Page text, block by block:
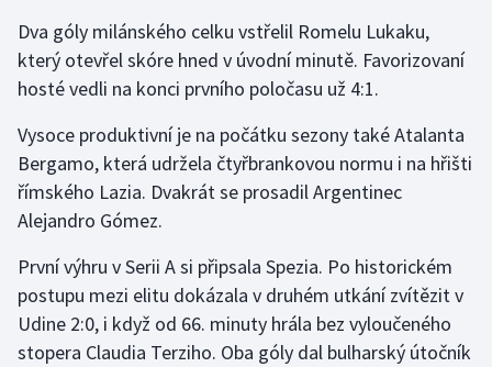
Dostihy
Florbal
Futsal
Golf
Gymnastika
Házená
Jezdectví
Dva góly milánského celku vstřelil Romelu Lukaku,
který otevřel skóre hned v úvodní minutě. Favorizovaní
hosté vedli na konci prvního poločasu už 4:1.
Vysoce produktivní je na počátku sezony také Atalanta
Bergamo, která udržela čtyřbrankovou normu i na hřišti
římského Lazia. Dvakrát se prosadil Argentinec
Alejandro Gómez.
První výhru v Serii A si připsala Spezia. Po historickém
postupu mezi elitu dokázala v druhém utkání zvítězit v
Udine 2:0, i když od 66. minuty hrála bez vyloučeného
stopera Claudia Terziho. Oba góly dal bulharský útočník